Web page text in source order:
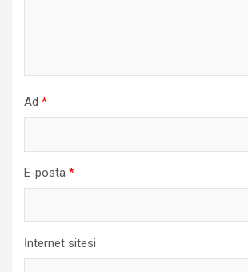
Ad *
E-posta *
İnternet sitesi